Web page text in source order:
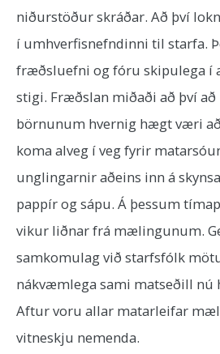
niðurstöður skráðar. Að því
í umhverfisnefndinni til starfa.
fræðsluefni og fóru skipulega í
stigi. Fræðslan miðaði að því
börnunum hvernig hægt væri
koma alveg í veg fyrir
unglingarnir aðeins inn á
pappír og sápu. Á þessum
vikur liðnar frá mælingunum.
samkomulag við starfsfólk
nákvæmlega sami matseðill nú
Aftur voru allar matarleifar
vitneskju nemenda.